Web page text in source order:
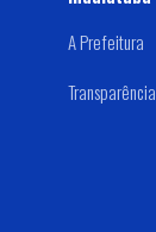
A Prefeitura
Transparência